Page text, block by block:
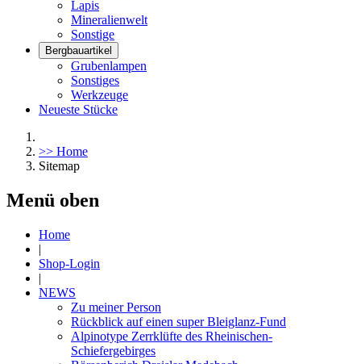
Lapis
Mineralienwelt
Sonstige
Bergbauartikel
Grubenlampen
Sonstiges
Werkzeuge
Neueste Stücke
>> Home
Sitemap
Menü oben
Home
|
Shop-Login
|
NEWS
Zu meiner Person
Rückblick auf einen super Bleiglanz-Fund
Alpinotype Zerrklüfte des Rheinischen-
Schiefergebirges